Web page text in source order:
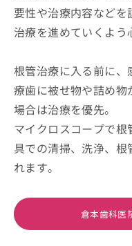
要性や治療内容など
治療を進めていくよう
根管治療に入る前に
療歯に被せ物や詰め物
場合は治療を優先。
マイクロスコープで
具での清掃、洗浄、
れます。
倉本歯科医